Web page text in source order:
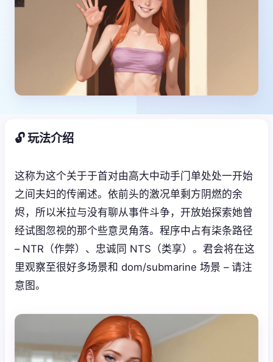
🔓 玩法介绍
这称为这个关于于首对由高大中动手门单处处一开始
之间夫妇的传阐述。依前头的激况单剩方阴燃的余
烬，所以米拉与没有聊从事件斗争，开放始探索她曾
经试图忽视的那个些意灵角落。程序中占有柒条路径
– NTR（作弊）、忠诚同 NTS（类享）。君会将在这
里观察至很好多场景和 dom/submarine 场景 – 请注
意图。